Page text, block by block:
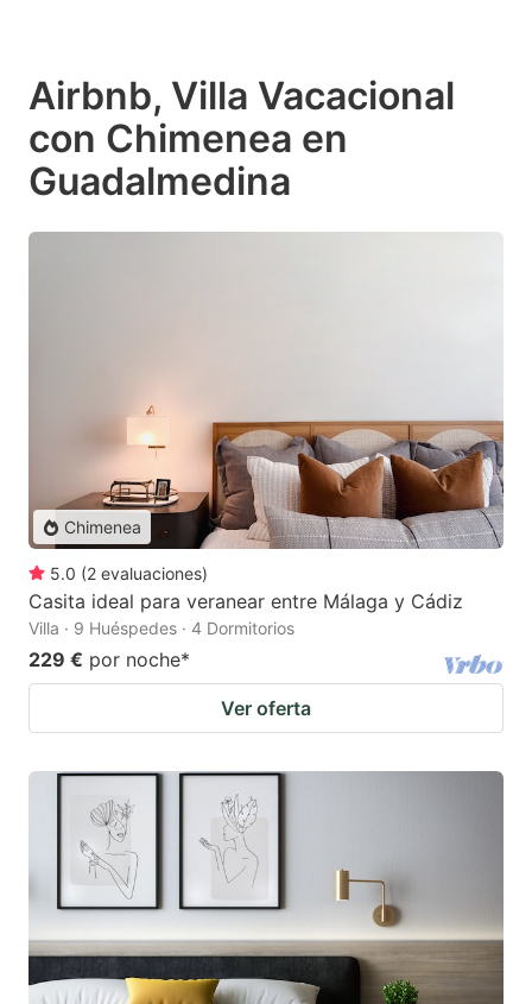
Airbnb, Villa Vacacional
con Chimenea en
Guadalmedina
Chimenea
5.0 (2 evaluaciones)
Casita ideal para veranear entre Málaga y Cádiz
Villa · 9 Huéspedes · 4 Dormitorios
229 € por noche*
Ver oferta